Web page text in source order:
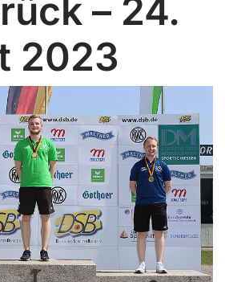
– 24.
2023